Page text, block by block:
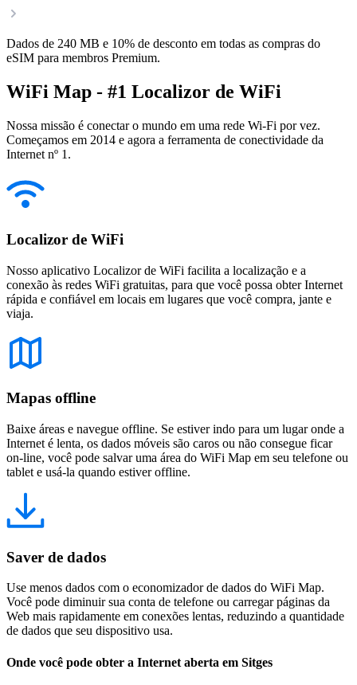
Dados de 240 MB e 10% de desconto em todas as compras do
eSIM para membros Premium.
WiFi Map - #1 Localizor de WiFi
Nossa missão é conectar o mundo em uma rede Wi-Fi por vez.
Começamos em 2014 e agora a ferramenta de conectividade da
Internet nº 1.
Localizor de WiFi
Nosso aplicativo Localizor de WiFi facilita a localização e a
conexão às redes WiFi gratuitas, para que você possa obter Internet
rápida e confiável em locais em lugares que você compra, jante e
viaja.
Mapas offline
Baixe áreas e navegue offline. Se estiver indo para um lugar onde a
Internet é lenta, os dados móveis são caros ou não consegue ficar
on-line, você pode salvar uma área do WiFi Map em seu telefone ou
tablet e usá-la quando estiver offline.
Saver de dados
Use menos dados com o economizador de dados do WiFi Map.
Você pode diminuir sua conta de telefone ou carregar páginas da
Web mais rapidamente em conexões lentas, reduzindo a quantidade
de dados que seu dispositivo usa.
Onde você pode obter a Internet aberta em Sitges